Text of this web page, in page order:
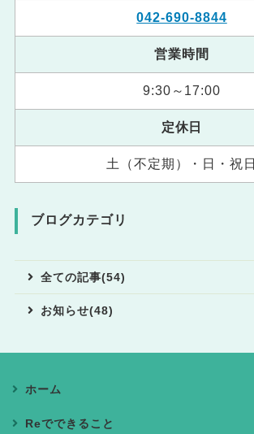
042-690-8844
営業時間
9:30～17:00
定休日
土（不定期）・日・祝日
ブログカテゴリ
全ての記事(54)
お知らせ(48)
ホーム
Reでできること